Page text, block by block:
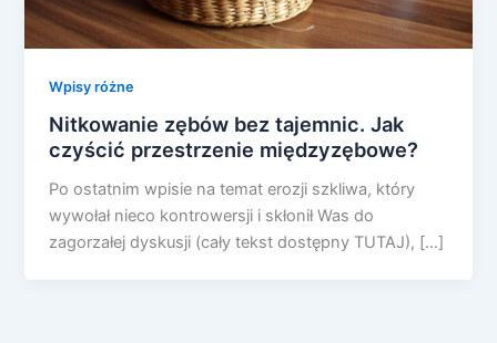
Wpisy różne
Nitkowanie zębów bez tajemnic. Jak
czyścić przestrzenie międzyzębowe?
Po ostatnim wpisie na temat erozji szkliwa, który
wywołał nieco kontrowersji i skłonił Was do
zagorzałej dyskusji (cały tekst dostępny TUTAJ), […]